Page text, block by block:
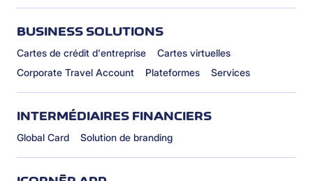
BUSINESS SOLUTIONS
Cartes de crédit d'entreprise
Cartes virtuelles
Corporate Travel Account
Plateformes Services
INTERMÉDIAIRES FINANCIERS
Global Card Solution de branding